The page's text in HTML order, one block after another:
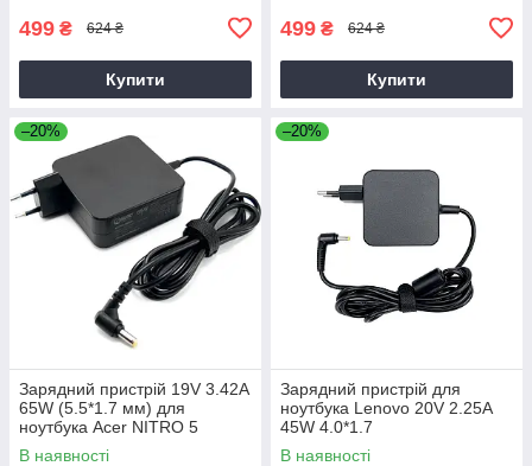
499 ₴ 624 ₴
Купити
499 ₴ 624 ₴
Купити
–20%
Зарядний пристрій 19V 3.42A
65W (5.5*1.7 мм) для
ноутбука Acer NITRO 5
AN515-31 65
В наявності
–20%
Зарядний пристрій для
ноутбука Lenovo 20V 2.25A
45W 4.0*1.7
В наявності